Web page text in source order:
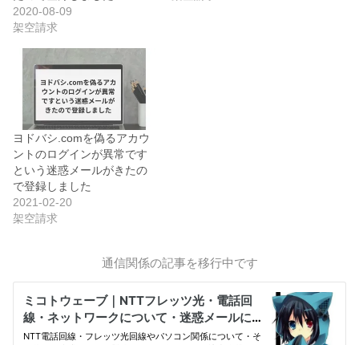
2020-08-09
架空請求
ヨドバシ.comを偽るアカウ
ントのログインが異常です
という迷惑メールがきたの
で登録しました
2021-02-20
架空請求
通信関係の記事を移行中です